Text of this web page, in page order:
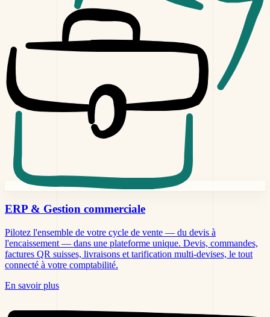
ERP & Gestion commerciale
Pilotez l'ensemble de votre cycle de vente — du devis à
l'encaissement — dans une plateforme unique. Devis, commandes,
factures QR suisses, livraisons et tarification multi-devises, le tout
connecté à votre comptabilité.
En savoir plus